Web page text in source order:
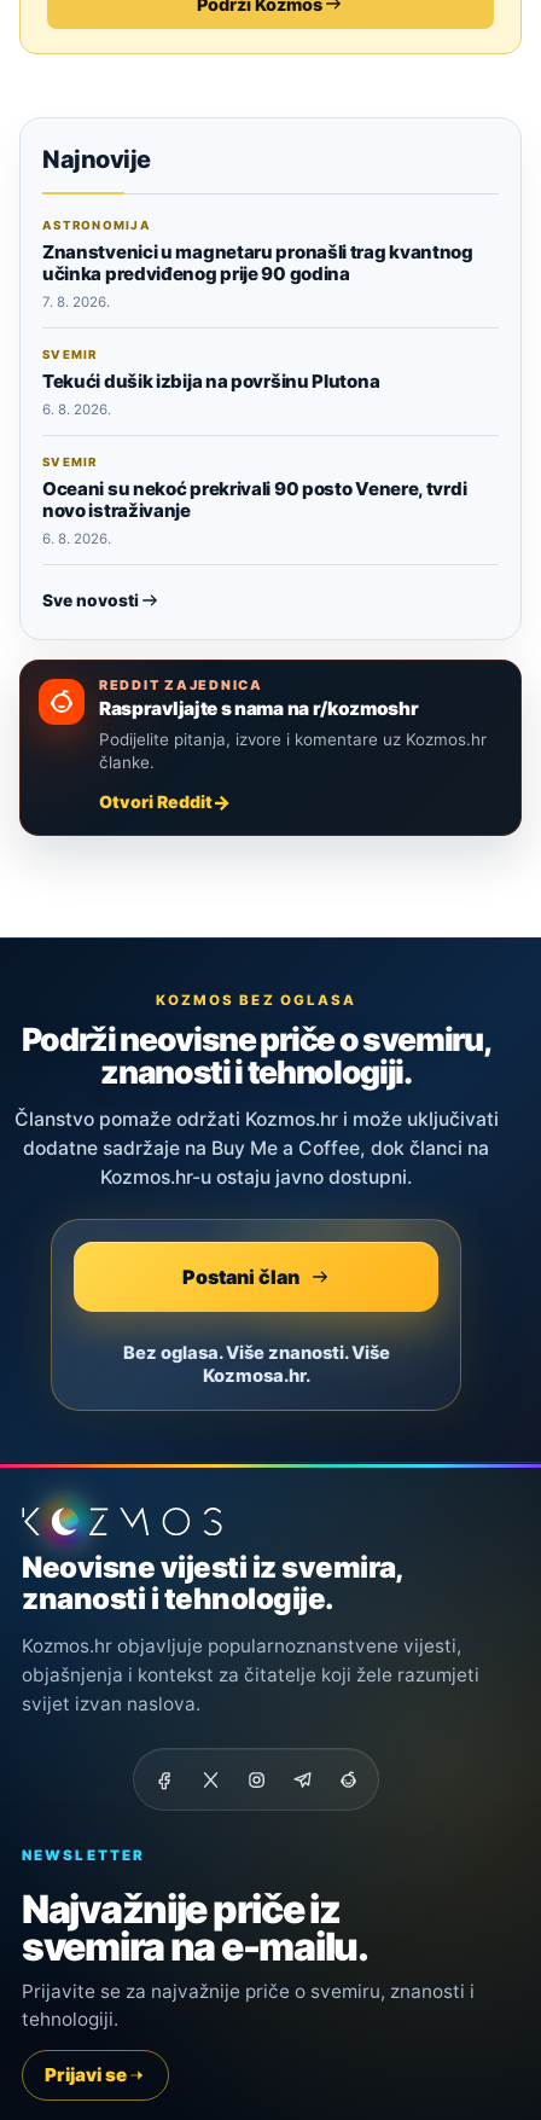
Najnovije
ASTRONOMIJA
Znanstvenici u magnetaru pronašli trag kvantnog
učinka predviđenog prije 90 godina
7. 8. 2026.
SVEMIR
Tekući dušik izbija na površinu Plutona
6. 8. 2026.
SVEMIR
Oceani su nekoć prekrivali 90 posto Venere, tvrdi
novo istraživanje
6. 8. 2026.
Sve novosti
REDDIT ZAJEDNICA
Raspravljajte s nama na r/kozmoshr
Podijelite pitanja, izvore i komentare uz Kozmos.hr
članke.
Otvori Reddit
KOZMOS BEZ OGLASA
Podrži neovisne priče o svemiru,
znanosti i tehnologiji.
Članstvo pomaže održati Kozmos.hr i može uključivati
dodatne sadržaje na Buy Me a Coffee, dok članci na
Kozmos.hr-u ostaju javno dostupni.
Postani član
Bez oglasa. Više znanosti. Više
Kozmosa.hr.
Podnožje stranice
Neovisne vijesti iz svemira,
znanosti i tehnologije.
Kozmos.hr objavljuje popularnoznanstvene vijesti,
objašnjenja i kontekst za čitatelje koji žele razumjeti
svijet izvan naslova.
NEWSLETTER
Najvažnije priče iz
svemira na e-mailu.
Prijavite se za najvažnije priče o svemiru, znanosti i
tehnologiji.
Prijavi se